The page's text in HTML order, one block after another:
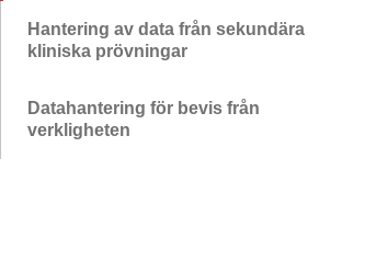
Hantering av data från sekundära
kliniska prövningar
Datahantering för bevis från
verkligheten